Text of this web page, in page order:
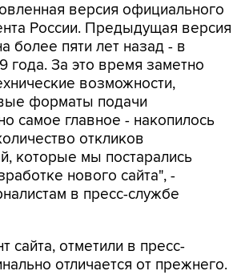
версия официального
России. Предыдущая версия
более пяти лет назад - в
года. За это время заметно
возможности,
форматы подачи
самое главное - накопилось
откликов
которые мы постарались
нового сайта", -
в пресс-службе
сайта, отметили в пресс-
отличается от прежнего.